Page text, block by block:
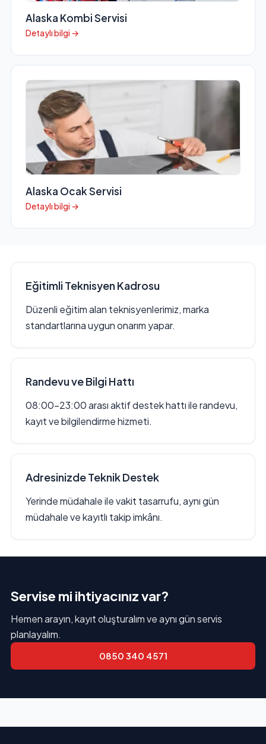
Alaska Kombi Servisi
Detaylı bilgi →
Alaska Ocak Servisi
Detaylı bilgi →
Eğitimli Teknisyen Kadrosu
Düzenli eğitim alan teknisyenlerimiz, marka
standartlarına uygun onarım yapar.
Randevu ve Bilgi Hattı
08:00–23:00 arası aktif destek hattı ile randevu,
kayıt ve bilgilendirme hizmeti.
Adresinizde Teknik Destek
Yerinde müdahale ile vakit tasarrufu, aynı gün
müdahale ve kayıtlı takip imkânı.
Servise mi ihtiyacınız var?
Hemen arayın, kayıt oluşturalım ve aynı gün servis
planlayalım.
0850 340 4571